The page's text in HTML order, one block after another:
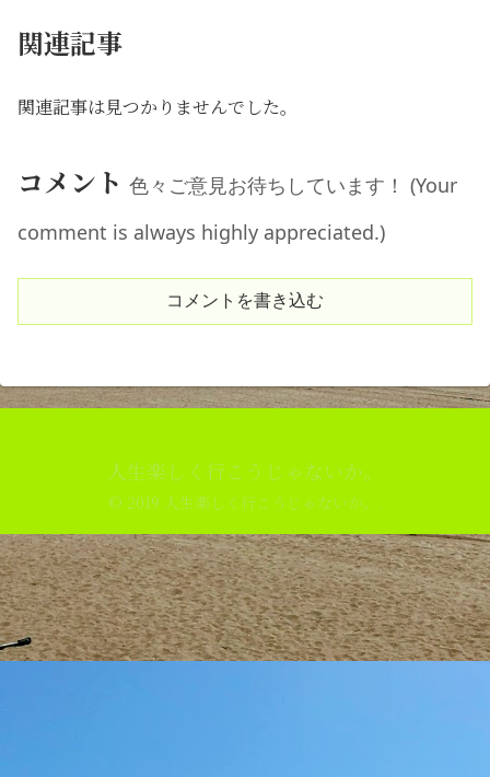
関連記事
関連記事は見つかりませんでした。
コメント 色々ご意見お待ちしています！ (Your
comment is always highly appreciated.)
コメントを書き込む
人生楽しく行こうじゃないか。
© 2019 人生楽しく行こうじゃないか。.